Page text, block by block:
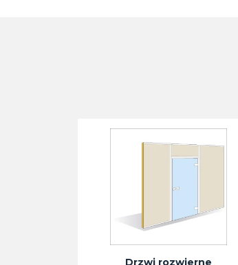
Drzwi rozwierne